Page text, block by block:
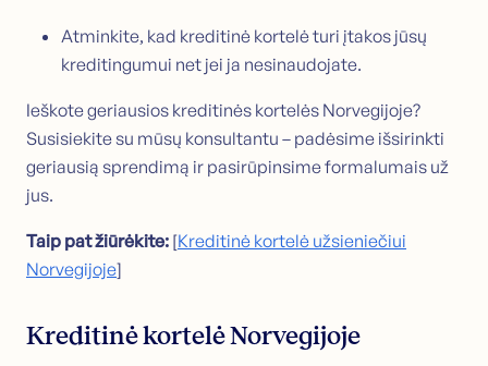
Atminkite, kad kreditinė kortelė turi įtakos jūsų
kreditingumui net jei ja nesinaudojate.
Ieškote geriausios kreditinės kortelės Norvegijoje?
Susisiekite su mūsų konsultantu – padėsime išsirinkti
geriausią sprendimą ir pasirūpinsime formalumais už
jus.
Taip pat žiūrėkite: [Kreditinė kortelė užsieniečiui
Norvegijoje]
Kreditinė kortelė Norvegijoje